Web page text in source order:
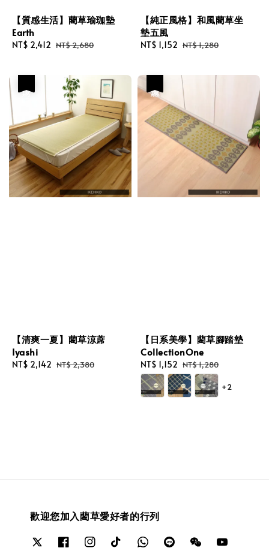
【質感生活】藺草瑜珈墊
Earth
Sale
NT$ 2,412 Regular
NT$ 2,680
【純正風格】和風藺草坐
墊五風
Sale
NT$ 1,152 Regular
NT$ 1,280
【清爽一夏】藺草涼蓆
Iyashi
Sale
NT$ 2,142 Regular
NT$ 2,380
【日系美學】藺草腳踏墊
CollectionOne
Sale
price
NT$ 1,152 Regular
price
NT$ 1,280
+2
歡迎您加入藺草愛好者的行列